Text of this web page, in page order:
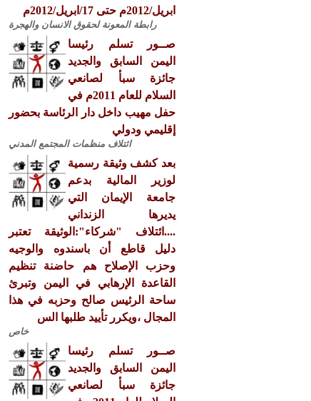
ابريل/2012م حتى 17/ابريل/2012م
رابطة المعونة لحقوق الانسان والهجرة
صــور تسلم رئيسا
اليمن السابق والجديد
جائزة سبأ لصانعي
السلام للعام 2011م في
حفل مهيب داخل دار الرئاسة بحضور
إقليمي ودولي
ائتلاف منظمات المجتمع المدني
بعد كشف وثيقة رسمية
لوزير المالية بدعم
جامعة الإيمان التي
يديرها الزنداني
....ائتلاف "شركاء":الوثيقة تعتبر
دليل قاطع أن باسندوه والوجيه
وحزب الإصلاح هم حاضنة تنظيم
القاعدة الإرهابي في اليمن وتبرئ
ساحة الرئيس صالح وحزبه في هذا
المجال ،ويكرر تأييد طلبها الس
خاص
صــور تسلم رئيسا
اليمن السابق والجديد
جائزة سبأ لصانعي